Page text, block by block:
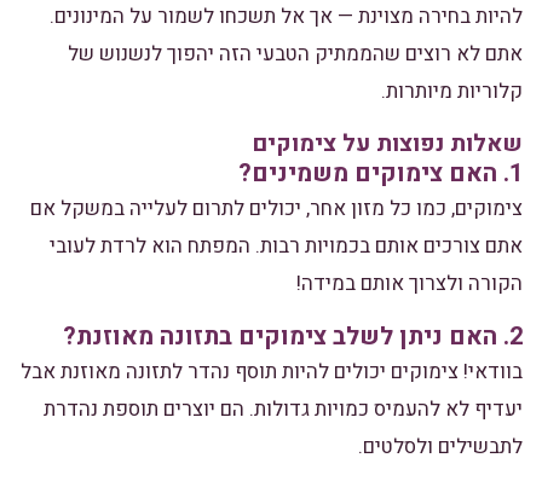
להיות בחירה מצוינת — אך אל תשכחו לשמור על המינונים.
אתם לא רוצים שהממתיק הטבעי הזה יהפוך לנשנוש של
קלוריות מיותרות.
שאלות נפוצות על צימוקים
1. האם צימוקים משמינים?
צימוקים, כמו כל מזון אחר, יכולים לתרום לעלייה במשקל אם
אתם צורכים אותם בכמויות רבות. המפתח הוא לרדת לעובי
הקורה ולצרוך אותם במידה!
2. האם ניתן לשלב צימוקים בתזונה מאוזנת?
בוודאי! צימוקים יכולים להיות תוסף נהדר לתזונה מאוזנת אבל
יעדיף לא להעמיס כמויות גדולות. הם יוצרים תוספת נהדרת
לתבשילים ולסלטים.